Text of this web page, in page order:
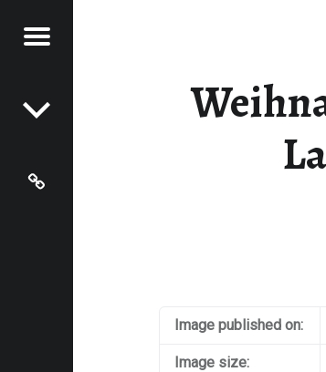
Menu
Post navigation
Image published on:
Image size: